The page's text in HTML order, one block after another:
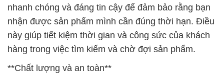
nhanh chóng và đáng tin cậy để đảm bảo rằng bạn
nhận được sản phẩm mình cần đúng thời hạn. Điều
này giúp tiết kiệm thời gian và công sức của khách
hàng trong việc tìm kiếm và chờ đợi sản phẩm.
**Chất lượng và an toàn**